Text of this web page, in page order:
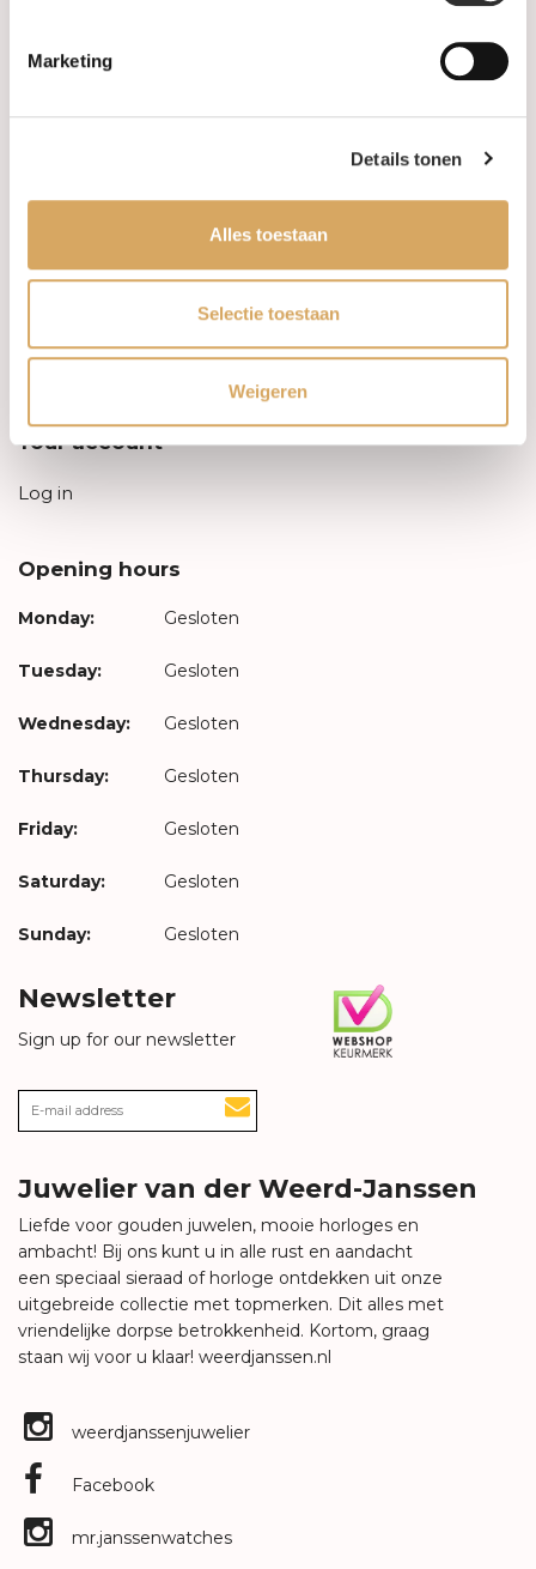
Marketing
Details tonen
Alles toestaan
Selectie toestaan
Weigeren
Leveringsvoorwaarden
Privacy Policy
Your account
Log in
Opening hours
Monday: Gesloten
Tuesday: Gesloten
Wednesday: Gesloten
Thursday: Gesloten
Friday: Gesloten
Saturday: Gesloten
Sunday: Gesloten
Newsletter
Sign up for our newsletter
Juwelier van der Weerd-Janssen
Liefde voor gouden juwelen, mooie horloges en
ambacht! Bij ons kunt u in alle rust en aandacht
een speciaal sieraad of horloge ontdekken uit onze
uitgebreide collectie met topmerken. Dit alles met
vriendelijke dorpse betrokkenheid. Kortom, graag
staan wij voor u klaar! weerdjanssen.nl
weerdjanssenjuwelier
Facebook
mr.janssenwatches